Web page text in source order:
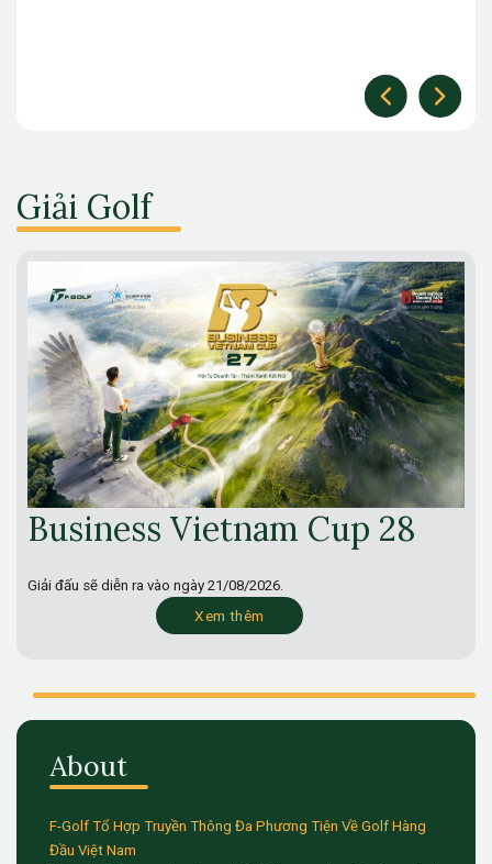
Giải Golf
Business Vietnam Cup 28
Giải đấu sẽ diễn ra vào ngày 21/08/2026.
Xem thêm
About
F-Golf Tổ Hợp Truyền Thông Đa Phương Tiện Về Golf Hàng
Đầu Việt Nam